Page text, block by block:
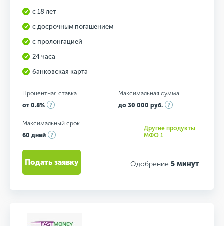
с 18 лет
с досрочным погашением
с пролонгацией
24 часа
банковская карта
Процентная ставка
от 0.8%
Максимальная сумма
до 30 000 руб.
Максимальный срок
60 дней
Другие продукты
МФО 1
Одобрение 5 минут
Подать заявку